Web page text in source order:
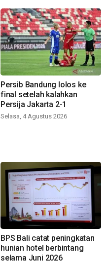
Persib Bandung lolos ke
final setelah kalahkan
Persija Jakarta 2-1
Selasa, 4 Agustus 2026
BPS Bali catat peningkatan
hunian hotel berbintang
selama Juni 2026